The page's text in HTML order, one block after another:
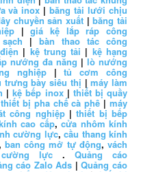
và inox |băng tải lưới chịu
chuyền sản xuất |băng tải
|giá kệ lắp ráp công
| bàn thao tác công
| kệ trung tải | kệ hạng
nướng đa năng |lò nướng
nghiệp|tủ cơm công
trưng bày siêu thị |máy làm
|kệ bếp inox| thiết bị quầy
thiết bị pha chế cà phê | máy
công nghiệp|thiết bị bếp
cao cấp,cửa nhôm kính
cường lực, cầu thang kính
ban công mở tự động, vách
lực . Quảng cáo
cáo Zalo Ads |Quảng cáo